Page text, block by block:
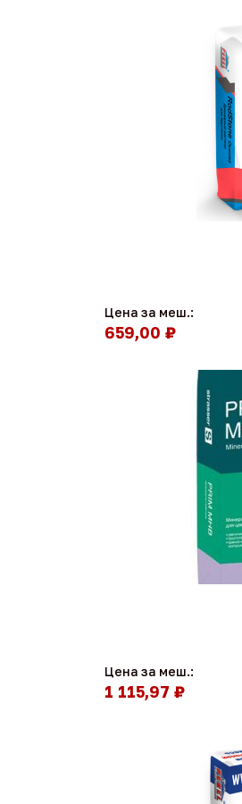
Цена за меш.:
659,00 ₽
Цена за меш.:
1 115,97 ₽